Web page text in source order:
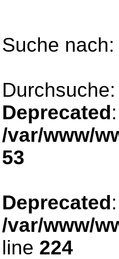
Suche nach:
Durchsuche:
Deprecated
/var/www/
53
Deprecated
/var/www/
line 224